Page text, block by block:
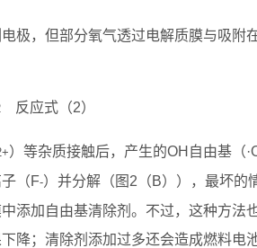
极，但部分氧气透过电解质膜与吸
反应式（2）
）等杂质接触后，产生的OH自由基（
（F-）并分解（图2（B）），最坏的
添加自由基清除剂。不过，这种方法
降；清除剂添加过多还会造成燃料电